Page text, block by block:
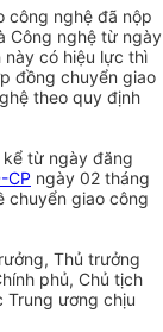
công nghệ đã nộp
Công nghệ từ ngày
có hiệu lực thì
đồng chuyển giao
theo quy định
kể từ ngày đăng
CP ngày 02 tháng
chuyển giao công
Thủ trưởng
phủ, Chủ tịch
Trung ương chịu